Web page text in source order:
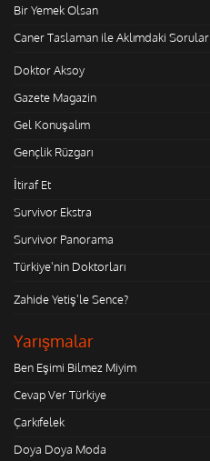
Bir Yemek Olsan
Caner Taslaman ile Aklımdaki Sorular
Doktor Aksoy
Gazete Magazin
Gel Konuşalım
Gençlik Rüzgarı
İtiraf Et
Survivor Ekstra
Survivor Panorama
Türkiye'nin Doktorları
Zahide Yetiş'le Sence?
Yarışmalar
Ben Eşimi Bilmez Miyim
Cevap Ver Türkiye
Çarkıfelek
Doya Doya Moda